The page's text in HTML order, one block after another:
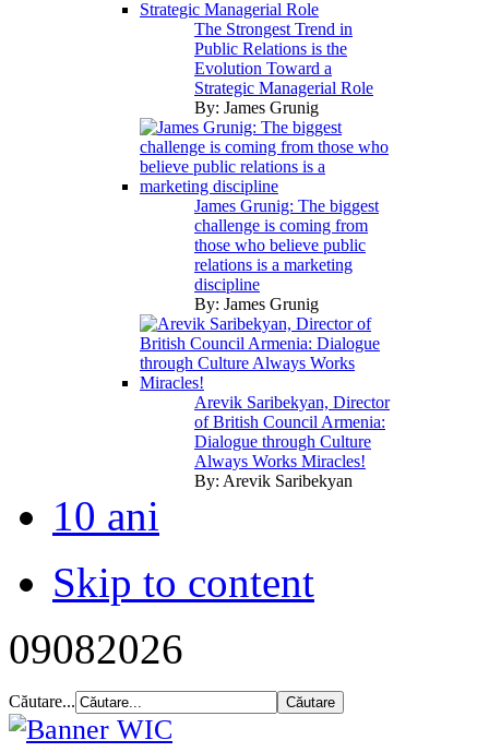
The Strongest Trend in
Public Relations is the
Evolution Toward a
Strategic Managerial Role
By: James Grunig
James Grunig: The biggest
challenge is coming from
those who believe public
relations is a marketing
discipline
By: James Grunig
Arevik Saribekyan, Director
of British Council Armenia:
Dialogue through Culture
Always Works Miracles!
By: Arevik Saribekyan
10 ani
Skip to content
09082026
Căutare...